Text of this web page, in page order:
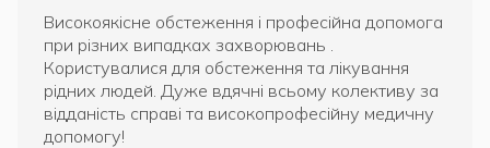
Високоякісне обстеження і професійна допомога
при різних випадках захворювань .
Користувалися для обстеження та лікування
рідних людей. Дуже вдячні всьому колективу за
відданість справі та високопрофесійну медичну
допомогу!